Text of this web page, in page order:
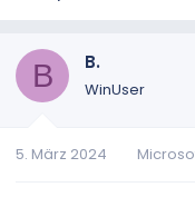
B B.
WinUser
5. März 2024